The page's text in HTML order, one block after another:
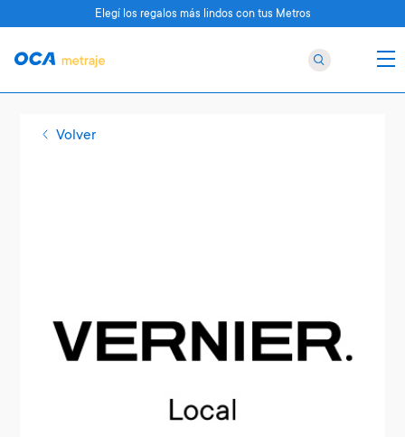
Volver
Elegí los regalos más lindos con tus Metros